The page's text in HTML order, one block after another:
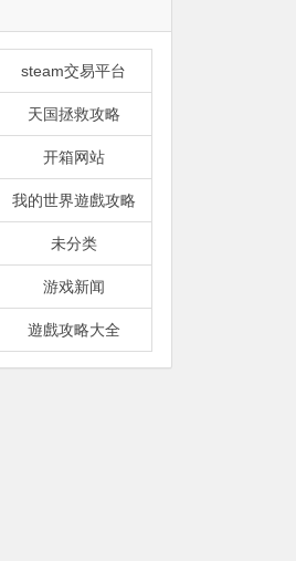
steam交易平台
天国拯救攻略
开箱网站
我的世界遊戲攻略
未分类
游戏新闻
遊戲攻略大全